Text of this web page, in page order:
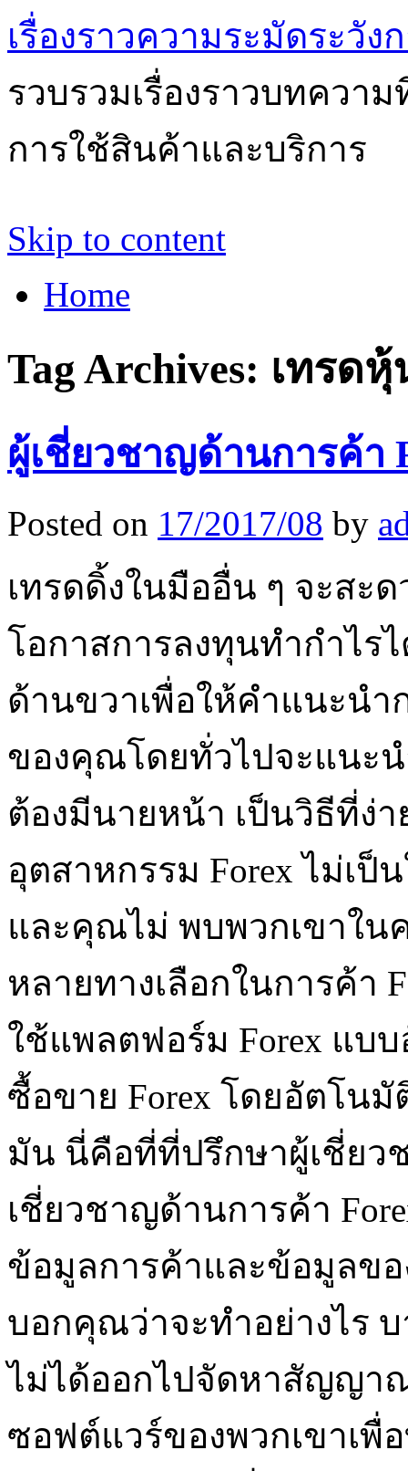
เรื่องราวความระมัดระวัง
รวบรวมเรื่องราวบทควา
การใช้สินค้าและบริการ
Skip to content
Home
Tag Archives: เทรดหุ้
ผู้เชี่ยวชาญด้านการค้า
Posted on 17/2017/08 by
เทรดดิ้งในมืออื่น ๆ จะสะ
โอกาสการลงทุนทำกำไร
ด้านขวาเพื่อให้คำแนะน
ของคุณโดยทั่วไปจะแนะ
ต้องมีนายหน้า เป็นวิธีที่ง่
อุตสาหกรรม Forex ไม่เ
และคุณไม่ พบพวกเขาใน
หลายทางเลือกในการค้า
ใช้แพลตฟอร์ม Forex แบ
ซื้อขาย Forex โดยอัตโน
มัน นี่คือที่ที่ปรึกษาผู้เชี่ยว
เชี่ยวชาญด้านการค้า
ข้อมูลการค้าและข้อมูลข
บอกคุณว่าจะทำอย่างไร
ไม่ได้ออกไปจัดหาสัญญา
ซอฟต์แวร์ของพวกเขาเ